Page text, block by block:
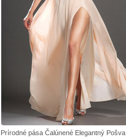
Prírodné pása Čalúnené Elegantný Pošva